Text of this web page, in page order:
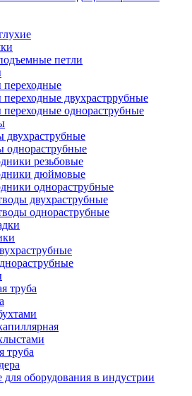
петли
двухрастррубные
однораструбные
двухраструбные
однораструбные
резьбовые
дюймовые
однораструбные
двухраструбные
однораструбные
труба
труба